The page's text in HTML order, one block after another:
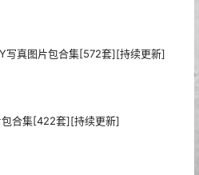
写真图片包合集[572套][持续更新]
包合集[422套][持续更新]